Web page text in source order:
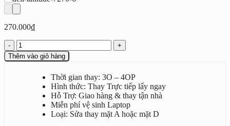
270.000₫
Bản
Lề
Laptop
Thêm vào giỏ hàng
Thời gian thay: 3O – 4OP
Hình thức: Thay Trực tiếp lấy ngay
Hỗ Trợ: Giao hàng & thay tận nhà
Miễn phí vệ sinh Laptop
Loại: Sửa thay mặt A hoặc mặt D